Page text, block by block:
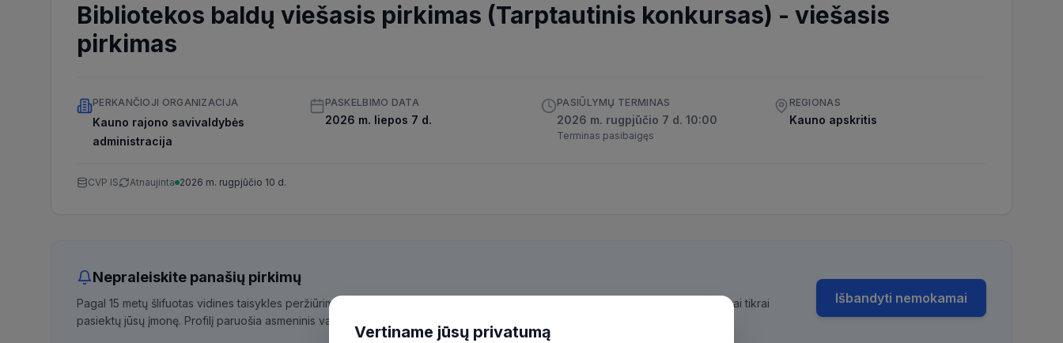
Bibliotekos baldų viešasis pirkimas (Tarptautinis konkursas) - viešasis
pirkimas
PERKANČIOJI ORGANIZACIJA
Kauno rajono savivaldybės
administracija
PASKELBIMO DATA
2026 m. liepos 7 d.
PASIŪLYMŲ TERMINAS
2026 m. rugpjūčio 7 d. 10:00
Terminas pasibaigęs
REGIONAS
Kauno apskritis
CVP IS Atnaujinta 2026 m. rugpjūčio 10 d.
Nepraleiskite panašių pirkimų
Pagal 15 metų šlifuotas vidines taisykles peržiūrime kiekvieną pirkimą ir patiksliname 35,96% BVPŽ kodų, kad aktualūs skelbimai tikrai
pasiektų jūsų įmonę. Profilį paruošia asmeninis vadybininkas.
Išbandyti nemokamai
Vertiname jūsų privatumą